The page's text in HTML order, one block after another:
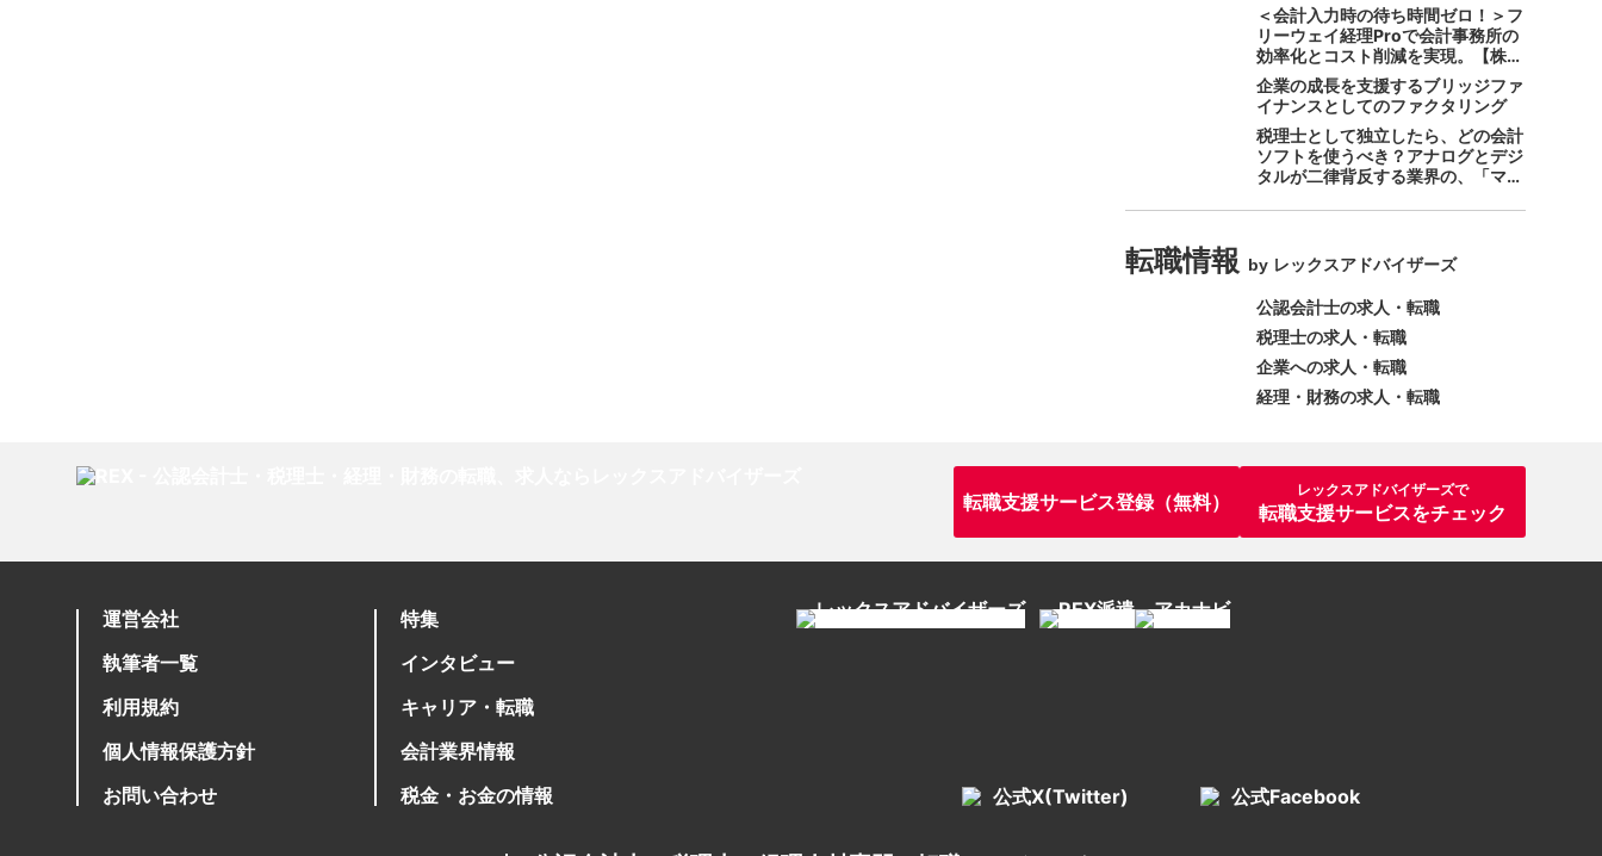
から入金消込・仕訳+資金調達を1
つのシステムで完結する 「請求
QUICK」の魅力に迫る
＜会計入力時の待ち時間ゼロ！＞フ
リーウェイ経理Proで会計事務所の
効率化とコスト削減を実現。【株式
会社フリーウェイジャパン×辻・本
郷税理士法人（経理宅配便事業
部）】
企業の成長を支援するブリッジファ
イナンスとしてのファクタリング
税理士として独立したら、どの会計
ソフトを使うべき？アナログとデジ
タルが二律背反する業界の、「マネ
メ。
転職情報 by レックスアドバイザーズ
公認会計士の求人・転職
税理士の求人・転職
企業への求人・転職
経理・財務の求人・転職
転職支援サービス登録（無料）
レックスアドバイザーズで
転職支援サービスをチェック
運営会社
執筆者一覧
利用規約
個人情報保護方針
お問い合わせ
特集
インタビュー
キャリア・転職
会計業界情報
税金・お金の情報
公式X(Twitter) 公式Facebook